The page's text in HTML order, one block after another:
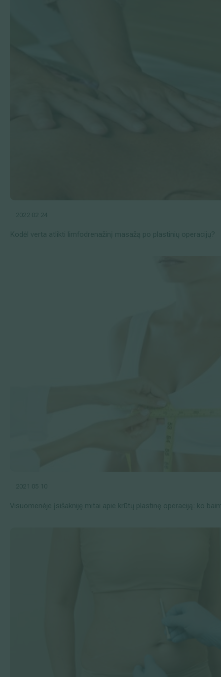
2022 02 24
Kodėl verta atlikti limfodrenažinį masažą po plastinių operacijų?
2021 05 10
Visuomenėje įsišakniję mitai apie krūtų plastinę operaciją: ko